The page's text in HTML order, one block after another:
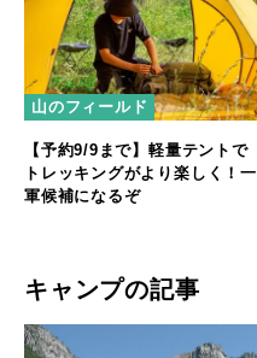
山のフィールド
【予約9/9まで】軽量テントで
トレッキングがより楽しく！一
軍候補になるぞ
キャンプの記事